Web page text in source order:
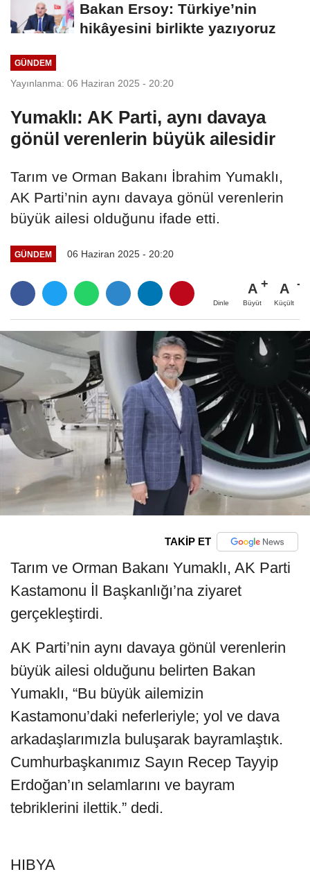
Bakan Ersoy: Türkiye’nin
hikâyesini birlikte yazıyoruz
GÜNDEM
Yayınlanma: 06 Haziran 2025 - 20:20
Yumaklı: AK Parti, aynı davaya
gönül verenlerin büyük ailesidir
Tarım ve Orman Bakanı İbrahim Yumaklı,
AK Parti’nin aynı davaya gönül verenlerin
büyük ailesi olduğunu ifade etti.
GÜNDEM 06 Haziran 2025 - 20:20
Dinle
A
Büyüt
A
Küçült
TAKİP ET
Tarım ve Orman Bakanı Yumaklı, AK Parti
Kastamonu İl Başkanlığı’na ziyaret
gerçekleştirdi.
AK Parti’nin aynı davaya gönül verenlerin
büyük ailesi olduğunu belirten Bakan
Yumaklı, “Bu büyük ailemizin
Kastamonu’daki neferleriyle; yol ve dava
arkadaşlarımızla buluşarak bayramlaştık.
Cumhurbaşkanımız Sayın Recep Tayyip
Erdoğan’ın selamlarını ve bayram
tebriklerini ilettik.” dedi.
HIBYA